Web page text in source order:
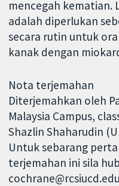
mencegah kematian.
adalah diperlukan
secara rutin untuk
kanak dengan
Nota terjemahan
Diterjemahkan oleh
Malaysia Campus,
Shazlin Shaharudin
Untuk sebarang
terjemahan ini sila